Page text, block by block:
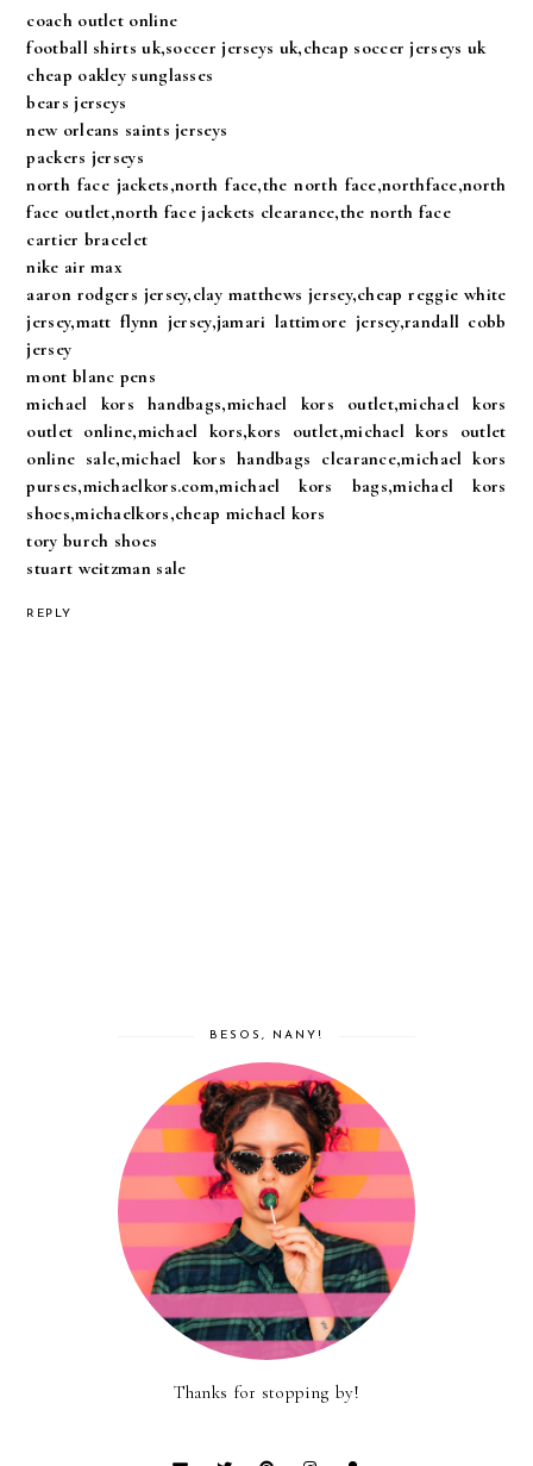
coach outlet online
football shirts uk,soccer jerseys uk,cheap soccer jerseys uk
cheap oakley sunglasses
bears jerseys
new orleans saints jerseys
packers jerseys
north face jackets,north face,the north face,northface,north
face outlet,north face jackets clearance,the north face
cartier bracelet
nike air max
aaron rodgers jersey,clay matthews jersey,cheap reggie white
jersey,matt flynn jersey,jamari lattimore jersey,randall cobb
jersey
mont blanc pens
michael kors handbags,michael kors outlet,michael kors
outlet online,michael kors,kors outlet,michael kors outlet
online sale,michael kors handbags clearance,michael kors
purses,michaelkors.com,michael kors bags,michael kors
shoes,michaelkors,cheap michael kors
tory burch shoes
stuart weitzman sale
REPLY
BESOS, NANY!
Thanks for stopping by!